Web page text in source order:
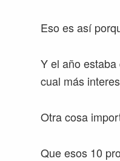
Eso es así
Y el año
cual más
Otra cosa
Que esos 10